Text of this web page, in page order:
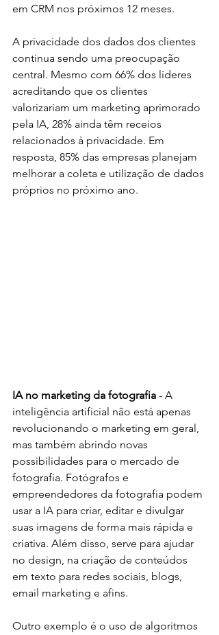
em CRM nos próximos 12 meses.
A privacidade dos dados dos clientes
continua sendo uma preocupação
central. Mesmo com 66% dos líderes
acreditando que os clientes
valorizariam um marketing aprimorado
pela IA, 28% ainda têm receios
relacionados à privacidade. Em
resposta, 85% das empresas planejam
melhorar a coleta e utilização de dados
próprios no próximo ano.
IA no marketing da fotografia - A
inteligência artificial não está apenas
revolucionando o marketing em geral,
mas também abrindo novas
possibilidades para o mercado de
fotografia. Fotógrafos e
empreendedores da fotografia podem
usar a IA para criar, editar e divulgar
suas imagens de forma mais rápida e
criativa. Além disso, serve para ajudar
no design, na criação de conteúdos
em texto para redes sociais, blogs,
email marketing e afins.
Outro exemplo é o uso de algoritmos